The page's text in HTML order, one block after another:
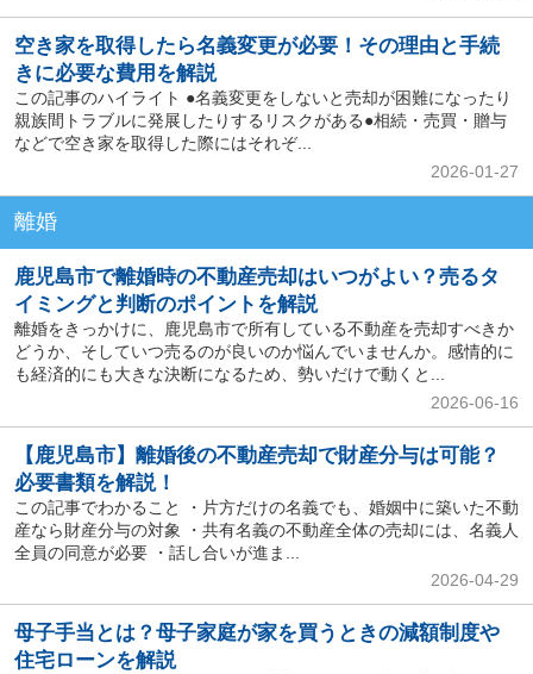
空き家を取得したら名義変更が必要！その理由と手続
きに必要な費用を解説
この記事のハイライト ●名義変更をしないと売却が困難になったり
親族間トラブルに発展したりするリスクがある●相続・売買・贈与
などで空き家を取得した際にはそれぞ...
2026-01-27
離婚
鹿児島市で離婚時の不動産売却はいつがよい？売るタ
イミングと判断のポイントを解説
離婚をきっかけに、鹿児島市で所有している不動産を売却すべきか
どうか、そしていつ売るのが良いのか悩んでいませんか。感情的に
も経済的にも大きな決断になるため、勢いだけで動くと...
2026-06-16
【鹿児島市】離婚後の不動産売却で財産分与は可能？
必要書類を解説！
この記事でわかること ・片方だけの名義でも、婚姻中に築いた不動
産なら財産分与の対象 ・共有名義の不動産全体の売却には、名義人
全員の同意が必要 ・話し合いが進ま...
2026-04-29
母子手当とは？母子家庭が家を買うときの減額制度や
住宅ローンを解説